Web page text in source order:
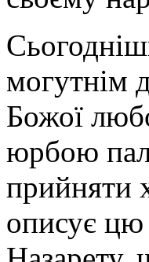
могутнім
Божої
юрбою
прийняти
описує